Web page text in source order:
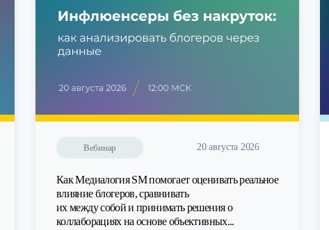
Вебинар 20 августа 2026
Как Медиалогия SM помогает оценивать реальное
влияние блогеров, сравнивать
их между собой и принимать решения о
коллаборациях на основе объективных...